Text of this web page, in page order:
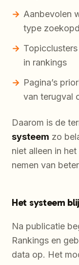
Aanbevolen
type
in rankings
Pagina’s
van terugval
Daarom is de
systeem zo
niet alleen in
nemen van
Het systeem
Na publicatie
Rankings en
data op. Het